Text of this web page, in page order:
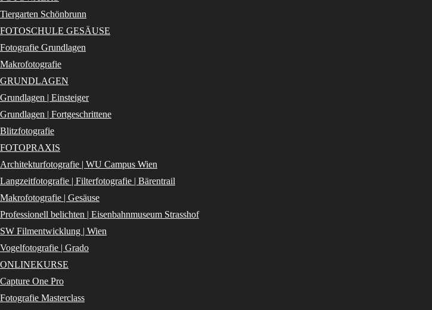
Tiergarten Schönbrunn
FOTOSCHULE GESÄUSE
Fotografie Grundlagen
Makrofotografie
GRUNDLAGEN
Grundlagen | Einsteiger
Grundlagen | Fortgeschrittene
Blitzfotografie
FOTOPRAXIS
Architekturfotografie | WU Campus Wien
Langzeitfotografie | Filterfotografie | Bärentrail
Makrofotografie | Gesäuse
Professionell belichten | Eisenbahnmuseum Strasshof
SW Filmentwicklung | Wien
Vogelfotografie | Grado
ONLINEKURSE
Capture One Pro
Fotografie Masterclass